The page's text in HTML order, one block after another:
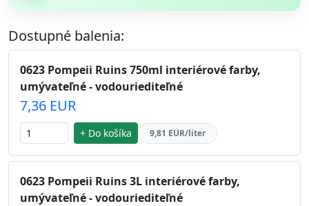
Dostupné balenia:
0623 Pompeii Ruins 750ml interiérové farby,
umývateľné - vodouriediteľné
7,36 EUR
+ Do košíka 9,81 EUR/liter
0623 Pompeii Ruins 3L interiérové farby,
umývateľné - vodouriediteľné